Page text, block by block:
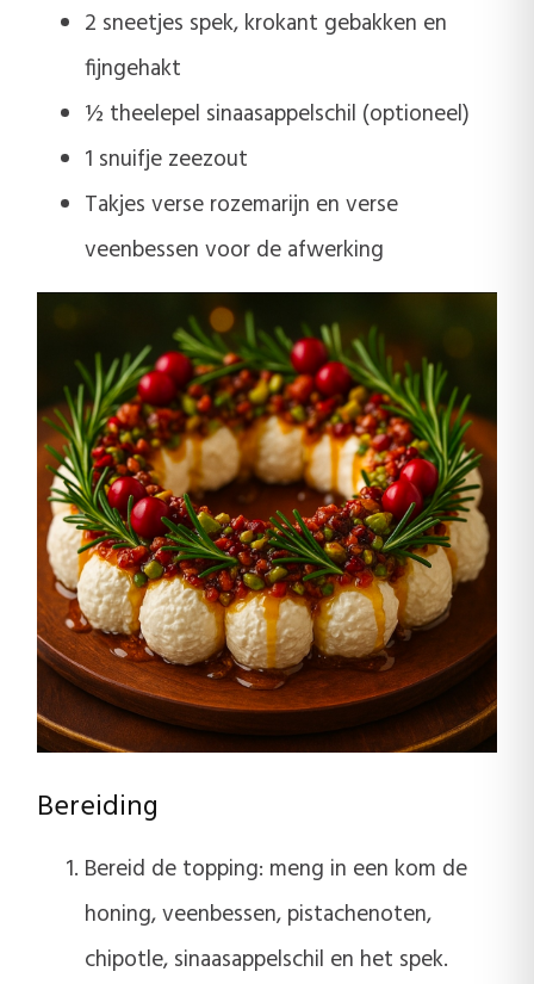
2 sneetjes spek, krokant gebakken en
fijngehakt
½ theelepel sinaasappelschil (optioneel)
1 snuifje zee­zout
Takjes verse rozemarijn en verse
veenbessen voor de afwerking
Bereiding
Bereid de topping: meng in een kom de
honing, veenbessen, pistachenoten,
chipotle, sinaasappelschil en het spek.